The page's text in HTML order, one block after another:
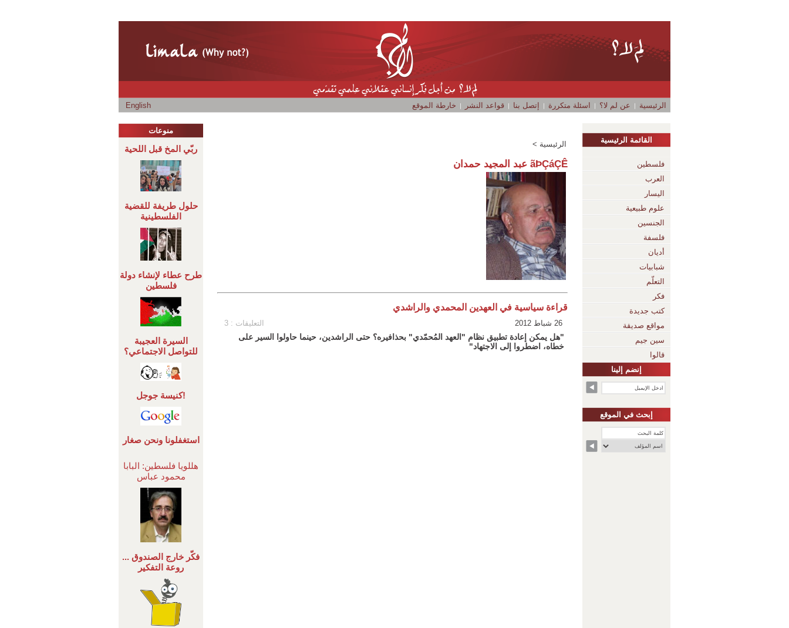
English الرئيسية عن لم لا؟ اسئلة متكررة إتصل بنا قواعد النشر خارطة الموقع
منوعات
ربّي المخ قبل اللحية
حلول طريفة للقضية
الفلسطينية
طرح عطاء لإنشاء دولة
فلسطين
السيرة العجيبة
للتواصل الاجتماعي؟
كنيسة جوجل!
استغفلونا ونحن صغار
هللويا فلسطين: البابا
محمود عباس
فكّر خارج الصندوق ...
روعة التفكير
الرئيسية >
ãÞÇáÇÊ عبد المجيد حمدان
قراءة سياسية في العهدين المحمدي والراشدي
26 شباط 2012 التعليقات : 3
"هل يمكن إعادة تطبيق نظام "العهد المُحمّدي" بحذافيره؟ حتى الراشدين، حينما حاولوا السير على
خطاه، اضطروا إلى الاجتهاد"
القائمة الرئيسية
فلسطين
العرب
اليسار
علوم طبيعية
الجنسين
فلسفة
أديان
شبابيات
التعلّم
فكر
كتب جديدة
مواقع صديقة
سين جيم
قالوا
إنضم إلينا
إبحث في الموقع